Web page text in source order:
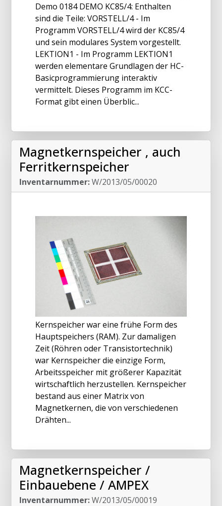
Demo 0184 DEMO KC85/4: Enthalten
sind die Teile: VORSTELL/4 - Im
Programm VORSTELL/4 wird der KC85/4
und sein modulares System vorgestellt.
LEKTION1 - Im Programm LEKTION1
werden elementare Grundlagen der HC-
Basicprogrammierung interaktiv
vermittelt. Dieses Programm im KCC-
Format gibt einen Überblic...
Magnetkernspeicher , auch
Ferritkernspeicher
Inventarnummer:W/2013/05/00020
Kernspeicher war eine frühe Form des
Hauptspeichers (RAM). Zur damaligen
Zeit (Röhren oder Transistortechnik)
war Kernspeicher die einzige Form,
Arbeitsspeicher mit größerer Kapazität
wirtschaftlich herzustellen. Kernspeicher
bestand aus einer Matrix von
Magnetkernen, die von verschiedenen
Drähten...
Magnetkernspeicher /
Einbauebene / AMPEX
Inventarnummer:W/2013/05/00019